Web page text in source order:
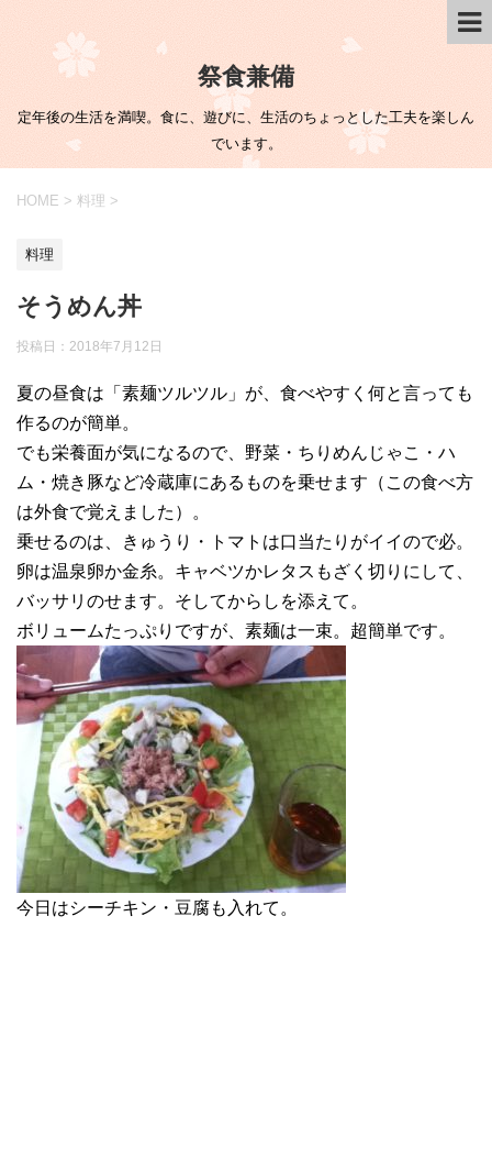
祭食兼備
定年後の生活を満喫。食に、遊びに、生活のちょっとした工夫を楽しん
でいます。
HOME > 料理 >
料理
そうめん丼
投稿日： 2018年7月12日
夏の昼食は「素麺ツルツル」が、食べやすく何と言っても
作るのが簡単。
でも栄養面が気になるので、野菜・ちりめんじゃこ・ハ
ム・焼き豚など冷蔵庫にあるものを乗せます（この食べ方
は外食で覚えました）。
乗せるのは、きゅうり・トマトは口当たりがイイので必。
卵は温泉卵か金糸。キャベツかレタスもざく切りにして、
バッサリのせます。そしてからしを添えて。
ボリュームたっぷりですが、素麺は一束。超簡単です。
今日はシーチキン・豆腐も入れて。